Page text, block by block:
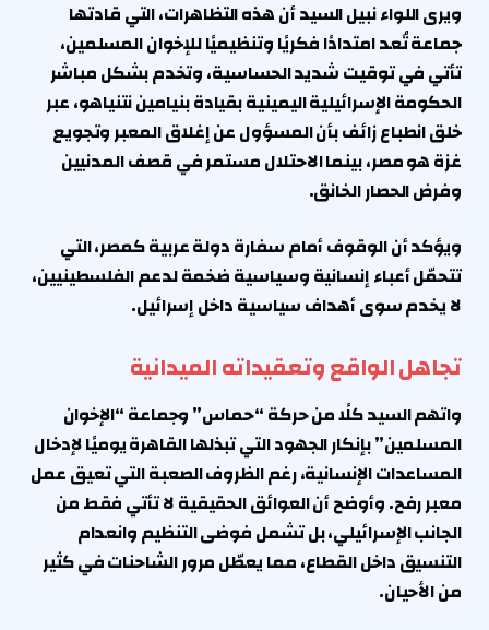
ويرى اللواء نبيل السيد أن هذه التظاهرات، التي قادتها
جماعة تُعد امتدادًا فكريًا وتنظيميًا للإخوان المسلمين،
تأتي في توقيت شديد الحساسية، وتخدم بشكل مباشر
الحكومة الإسرائيلية اليمينية بقيادة بنيامين نتنياهو، عبر
خلق انطباع زائف بأن المسؤول عن إغلاق المعبر وتجويع
غزة هو مصر، بينما الاحتلال مستمر في قصف المدنيين
وفرض الحصار الخانق.
ويؤكد أن الوقوف أمام سفارة دولة عربية كمصر، التي
تتحمّل أعباء إنسانية وسياسية ضخمة لدعم الفلسطينيين،
لا يخدم سوى أهداف سياسية داخل إسرائيل.
تجاهل الواقع وتعقيداته الميدانية
واتهم السيد كلًا من حركة “حماس” وجماعة “الإخوان
المسلمين” بإنكار الجهود التي تبذلها القاهرة يوميًا لإدخال
المساعدات الإنسانية، رغم الظروف الصعبة التي تعيق عمل
معبر رفح. وأوضح أن العوائق الحقيقية لا تأتي فقط من
الجانب الإسرائيلي، بل تشمل فوضى التنظيم وانعدام
التنسيق داخل القطاع، مما يعطّل مرور الشاحنات في كثير
من الأحيان.